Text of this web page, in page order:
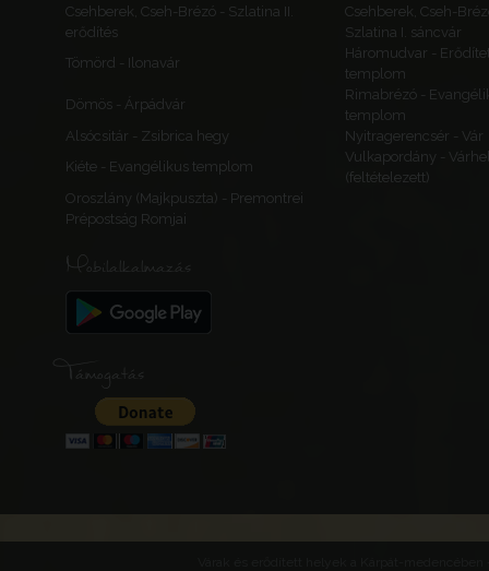
Csehberek, Cseh-Brézó - Szlatina II.
erődítés
Csehberek, Cseh-
Szlatina I. sáncvár
Tömörd - Ilonavár
Háromudvar -
templom
Dömös - Árpádvár
Rimabrézó -
templom
Alsócsitár - Zsibrica hegy
Nyitragerencsér - Vár
Kiéte - Evangélikus templom
Vulkapordány -
(feltételezett)
Oroszlány (Majkpuszta) - Premontrei
Prépostság Romjai
Mobilalkalmazás
Támogatás